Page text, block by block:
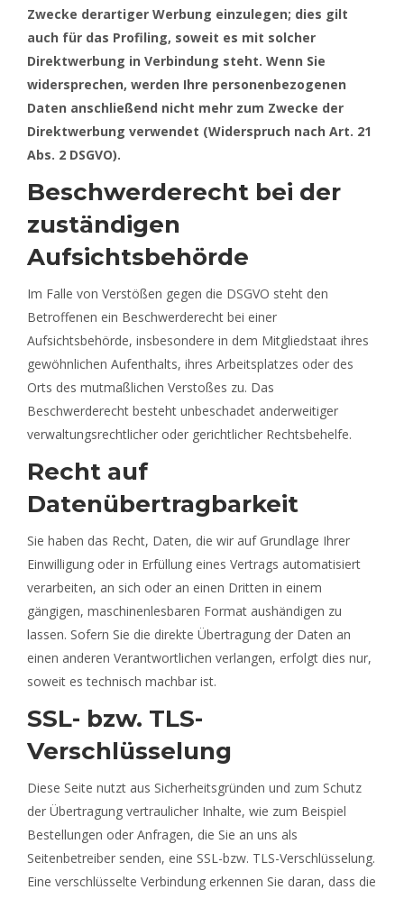
Zwecke derartiger Werbung einzulegen; dies gilt
auch für das Profiling, soweit es mit solcher
Direktwerbung in Verbindung steht. Wenn Sie
widersprechen, werden Ihre personenbezogenen
Daten anschließend nicht mehr zum Zwecke der
Direktwerbung verwendet (Widerspruch nach Art. 21
Abs. 2 DSGVO).
Beschwerderecht bei der
zuständigen
Aufsichtsbehörde
Im Falle von Verstößen gegen die DSGVO steht den
Betroffenen ein Beschwerderecht bei einer
Aufsichtsbehörde, insbesondere in dem Mitgliedstaat ihres
gewöhnlichen Aufenthalts, ihres Arbeitsplatzes oder des
Orts des mutmaßlichen Verstoßes zu. Das
Beschwerderecht besteht unbeschadet anderweitiger
verwaltungsrechtlicher oder gerichtlicher Rechtsbehelfe.
Recht auf
Datenübertragbarkeit
Sie haben das Recht, Daten, die wir auf Grundlage Ihrer
Einwilligung oder in Erfüllung eines Vertrags automatisiert
verarbeiten, an sich oder an einen Dritten in einem
gängigen, maschinenlesbaren Format aushändigen zu
lassen. Sofern Sie die direkte Übertragung der Daten an
einen anderen Verantwortlichen verlangen, erfolgt dies nur,
soweit es technisch machbar ist.
SSL- bzw. TLS-
Verschlüsselung
Diese Seite nutzt aus Sicherheitsgründen und zum Schutz
der Übertragung vertraulicher Inhalte, wie zum Beispiel
Bestellungen oder Anfragen, die Sie an uns als
Seitenbetreiber senden, eine SSL-bzw. TLS-Verschlüsselung.
Eine verschlüsselte Verbindung erkennen Sie daran, dass die